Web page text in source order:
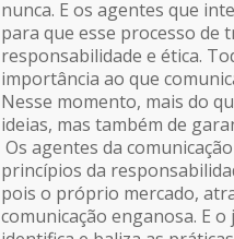
nunca. E os agentes que
para que esse processo de
responsabilidade e ética.
importância ao que
Nesse momento, mais do
ideias, mas também de
Os agentes da
princípios da
pois o próprio mercado,
comunicação enganosa. E